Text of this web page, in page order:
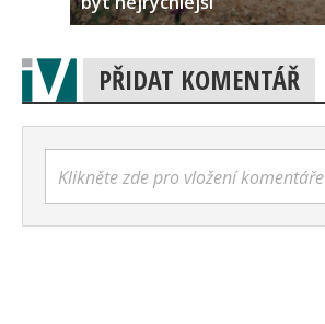
PŘIDAT KOMENTÁŘ
Klikněte zde pro vložení komentáře